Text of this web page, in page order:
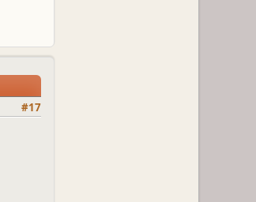
#17